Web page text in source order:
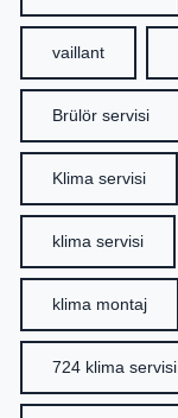
vaillant
Brülör servisi
Klima servisi
klima servisi
klima montaj
724 klima servisi